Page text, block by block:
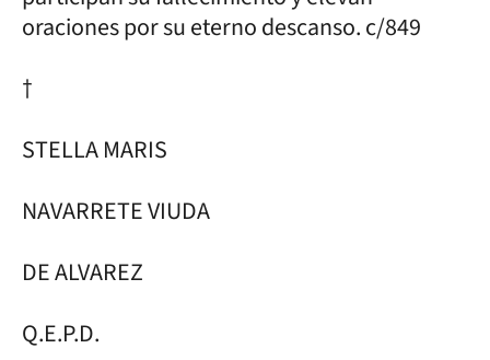
oraciones por su eterno descanso. c/849
†
STELLA MARIS
NAVARRETE VIUDA
DE ALVAREZ
Q.E.P.D.